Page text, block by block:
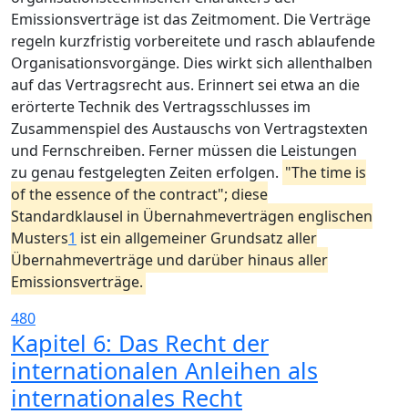
Emissionsverträge ist das Zeitmoment. Die Verträge
regeln kurzfristig vorbereitete und rasch ablaufende
Organisationsvorgänge. Dies wirkt sich allenthalben
auf das Vertragsrecht aus. Erinnert sei etwa an die
erörterte Technik des Vertragsschlusses im
Zusammenspiel des Austauschs von Vertragstexten
und Fernschreiben. Ferner müssen die Leistungen
zu genau festgelegten Zeiten erfolgen. "The time is
of the essence of the contract"; diese
Standardklausel in Übernahmeverträgen englischen
Musters1 ist ein allgemeiner Grundsatz aller
Übernahmeverträge und darüber hinaus aller
Emissionsverträge.
480
Kapitel 6: Das Recht der
internationalen Anleihen als
internationales Recht